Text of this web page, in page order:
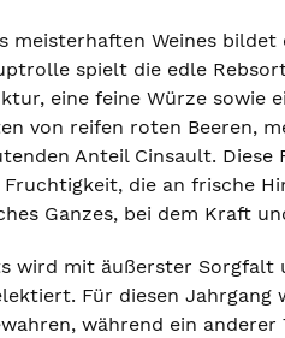
meisterhaften Weines
spielt die edle
eine feine Würze sowie
von reifen roten Beeren,
Anteil Cinsault.
die an frische
Ganzes, bei dem Kraft
wird mit äußerster
Für diesen
während ein